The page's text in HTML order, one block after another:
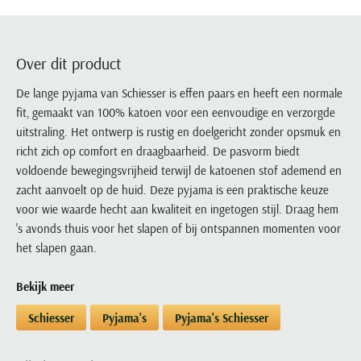
R2
State of Art
Tommy Hilfiger
Vanguard
Populaire kleuren
Wit overhemd heren
Blauw overhemd heren
Groen overhemd heren
Portofino
Profuomo
State of Art
Superdry
Tommy Hilfiger
Vanguard
Grote maten
Grote maten poloshirts
Grote maten herenmode
Populaire kleuren
Portofino
Profuomo
State of Art
Superdry
Thomas Maine
Tommy Hilfiger
Vanguard
William Lockie
Populaire materialen
Katoenen trui
Lamswollen trui
Merino wol trui
Polo Ralph Lauren
Portofino
Replay
Tommy Hilfiger
Tramarossa
Vanguard
Deals
2e broek voor de helft
Populaire merk lijnen
Meyer Chicago
Portofino
State of Art
Superdry
Tenson
Tommy Hilfiger
UBR
Vanguard
Wellington of Billmore
Grote maten
Grote maten jassen
Paul & Shark
Polo Ralph Lauren
PME Legend
Profuomo
R2
State of Art
Superdry
Tenson
Tramarossa
Vanguard
Lyle & Scott
Mac
Maerz
Magnanni
Mason's
Mc Alson
Meyer
New Zealand
North 84
Over dit product
De lange pyjama van Schiesser is effen paars en heeft een normale
fit, gemaakt van 100% katoen voor een eenvoudige en verzorgde
uitstraling. Het ontwerp is rustig en doelgericht zonder opsmuk en
richt zich op comfort en draagbaarheid. De pasvorm biedt
voldoende bewegingsvrijheid terwijl de katoenen stof ademend en
zacht aanvoelt op de huid. Deze pyjama is een praktische keuze
voor wie waarde hecht aan kwaliteit en ingetogen stijl. Draag hem
's avonds thuis voor het slapen of bij ontspannen momenten voor
het slapen gaan.
Bekijk meer
Schiesser Pyjama's Pyjama's Schiesser